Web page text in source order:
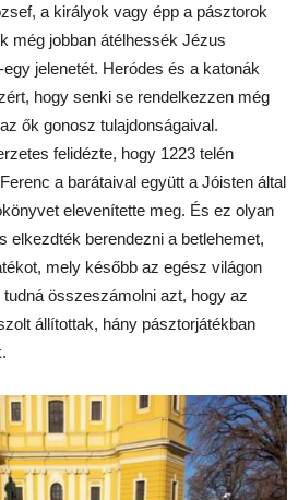
a királyok vagy épp a pásztorok
még jobban átélhessék Jézus
jelenetét. Heródes és a katonák
hogy senki se rendelkezzen még
ők gonosz tulajdonságaival.
felidézte, hogy 1223 telén
a barátaival együtt a Jóisten által
elevenítette meg. És ez olyan
elkezdték berendezni a betlehemet,
mely később az egész világon
összeszámolni azt, hogy az
állítottak, hány pásztorjátékban